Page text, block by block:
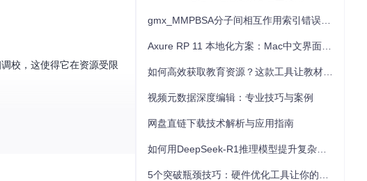
校，这使得它在资源受限
视频元数据深度编辑：专业技巧与案例
网盘直链下载技术解析与应用指南